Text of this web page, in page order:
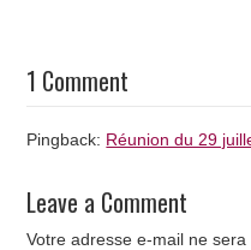
1 Comment
Pingback: Réunion du 29
Leave a Comment
Votre adresse e-mail ne sera